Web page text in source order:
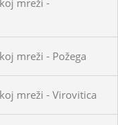
mreži - Požega
mreži - Virovitica